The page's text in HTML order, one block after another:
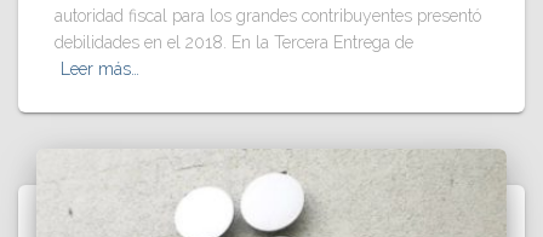
autoridad fiscal para los grandes contribuyentes presentó
debilidades en el 2018. En la Tercera Entrega de
Leer más…